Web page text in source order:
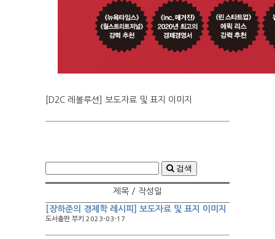
[D2C 레볼루션] 보도자료 및 표지 이미지
검색
제목 / 작성일
[장하준의 경제학 레시피] 보도자료 및 표지 이미지
도서출판 부키 2023-03-17